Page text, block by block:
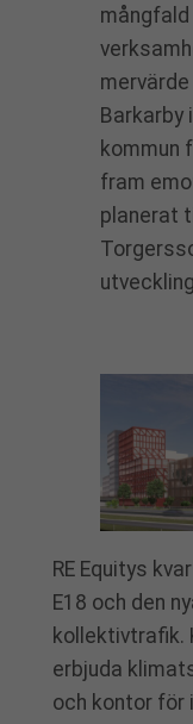
mångfald
Barkarby
kommun
fram
planerat
RE Equitys
E18 och den
kollektivtrafik.
erbjuda
och kontor för